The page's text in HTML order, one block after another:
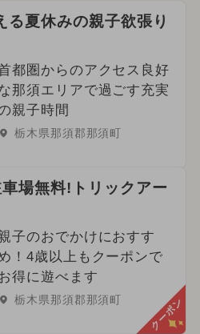
る夏休みの親子欲張り
都圏からのアクセス良好
那須エリアで過ごす充実
親子時間
栃木県那須郡那須町
場無料!トリックアー
子のおでかけにおすす
！4歳以上もクーポンで
得に遊べます
栃木県那須郡那須町 クーポン